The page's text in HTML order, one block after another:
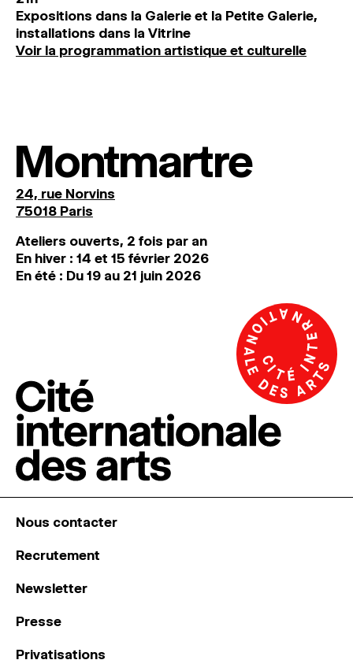
Expositions dans la Galerie et la Petite Galerie,
installations dans la Vitrine
Voir la programmation artistique et culturelle
Montmartre
24, rue Norvins
75018 Paris
Ateliers ouverts, 2 fois par an
En hiver : 14 et 15 février 2026
En été : Du 19 au 21 juin 2026
Nous contacter
Recrutement
Newsletter
Presse
Privatisations